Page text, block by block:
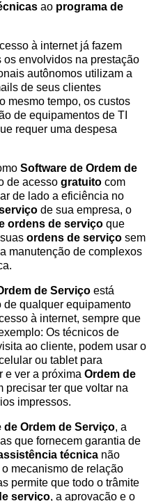
ao programa de
à internet já fazem
envolvidos na prestação
autônomos utilizam a
de seus clientes
mesmo tempo, os custos
de equipamentos de TI
requer uma despesa
Software de Ordem de
de acessogratuito com
de lado a eficiência no
de sua empresa, o
ordens de serviço que
suasordens de serviço sem
manutenção de complexos
de Serviço está
de qualquer equipamento
à internet, sempre que
Os técnicos de
ao cliente, podem usar o
ou tablet para
e ver a próximaOrdem de
precisar ter que voltar na
impressos.
de Ordem de Serviço, a
que fornecem garantia de
técnica não
mecanismo de relação
permite que todo o trâmite
serviço, a aprovação e o